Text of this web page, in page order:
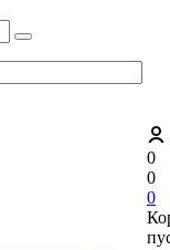
0
0
0